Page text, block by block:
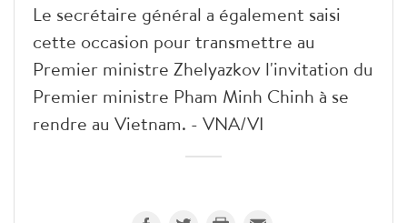
Le secrétaire général a également saisi
cette occasion pour transmettre au
Premier ministre Zhelyazkov l'invitation du
Premier ministre Pham Minh Chinh à se
rendre au Vietnam. - VNA/VI